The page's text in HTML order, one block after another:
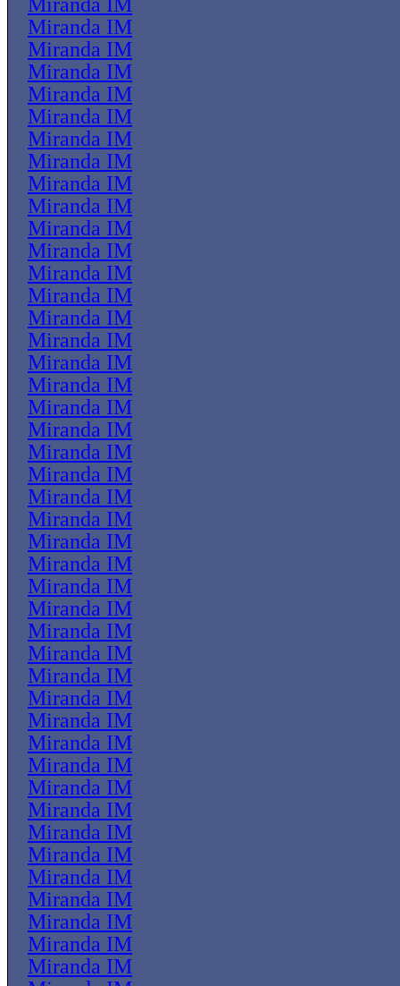
Miranda IM
Miranda IM
Miranda IM
Miranda IM
Miranda IM
Miranda IM
Miranda IM
Miranda IM
Miranda IM
Miranda IM
Miranda IM
Miranda IM
Miranda IM
Miranda IM
Miranda IM
Miranda IM
Miranda IM
Miranda IM
Miranda IM
Miranda IM
Miranda IM
Miranda IM
Miranda IM
Miranda IM
Miranda IM
Miranda IM
Miranda IM
Miranda IM
Miranda IM
Miranda IM
Miranda IM
Miranda IM
Miranda IM
Miranda IM
Miranda IM
Miranda IM
Miranda IM
Miranda IM
Miranda IM
Miranda IM
Miranda IM
Miranda IM
Miranda IM
Miranda IM